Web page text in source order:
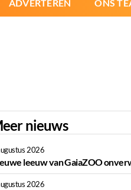
ADVERTEREN ONS
nieuws
2026
leeuw van GaiaZOO
2026